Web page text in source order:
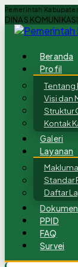
Pemerintah
DINAS
Beranda
Profil
Tentang
Visi dan
Struktur
Kontak
Galeri
Layanan
Standar
Daftar
PPID
FAQ
Survei